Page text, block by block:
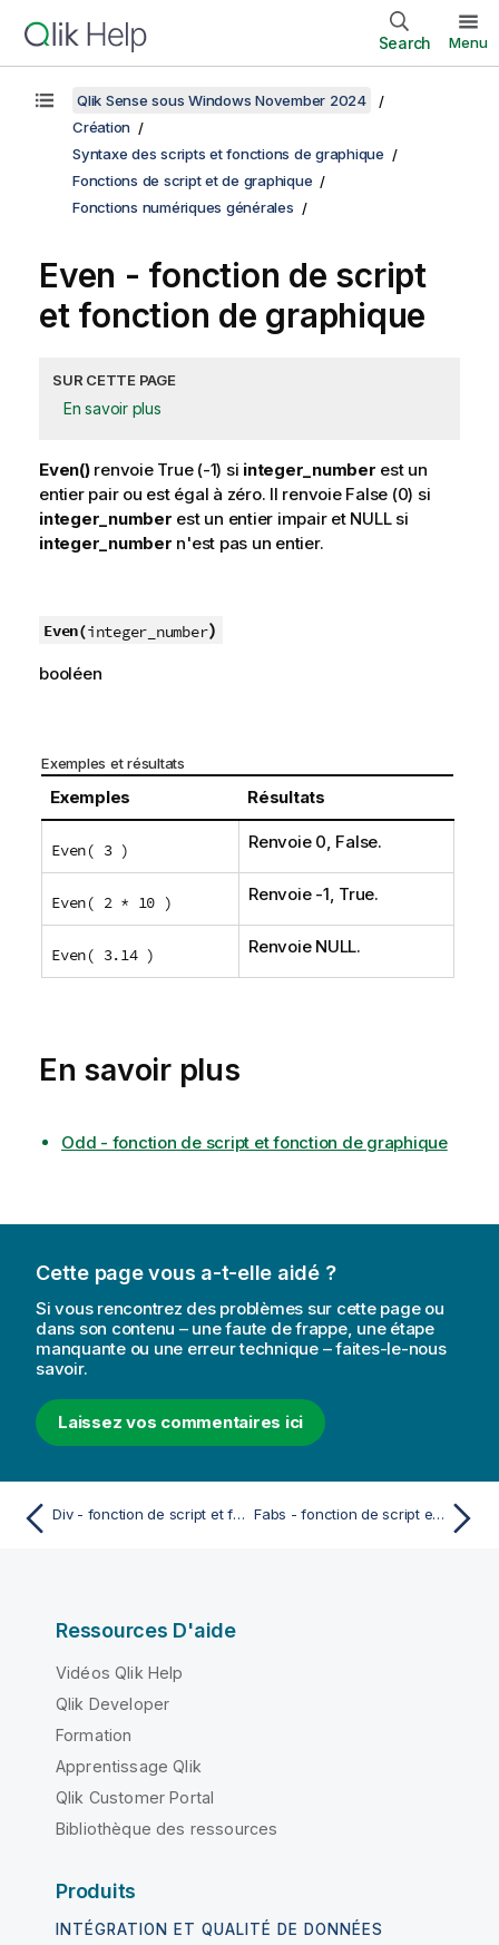
Search Menu
Qlik Sense sous Windows November 2024
Création
Syntaxe des scripts et fonctions de graphique
Fonctions de script et de graphique
Fonctions numériques générales
Even - fonction de script
et fonction de graphique
SUR CETTE PAGE
En savoir plus
Even()renvoie True(-1) si integer_number est un
entier pair ou est égal à zéro. Il renvoie False (0) si
integer_number est un entier impair et NULLsi
integer_number n'est pas un entier.
Even(integer_number)
booléen
Exemples et résultats
Exemples Résultats
Even( 3 ) Renvoie 0, False.
Even( 2 * 10 ) Renvoie -1, True.
Even( 3.14 ) Renvoie NULL.
En savoir plus
Odd - fonction de script et fonction de graphique
Cette page vous a-t-elle aidé ?
Si vous rencontrez des problèmes sur cette page ou
dans son contenu – une faute de frappe, une étape
manquante ou une erreur technique – faites-le-nous
savoir.
Laissez vos commentaires ici
Div - fonction de script et fonction de graphique Fabs - fonction de script et fonction de graphique
Ressources D'aide
Vidéos Qlik Help
Qlik Developer
Formation
Apprentissage Qlik
Qlik Customer Portal
Bibliothèque des ressources
Produits
INTÉGRATION ET QUALITÉ DE DONNÉES